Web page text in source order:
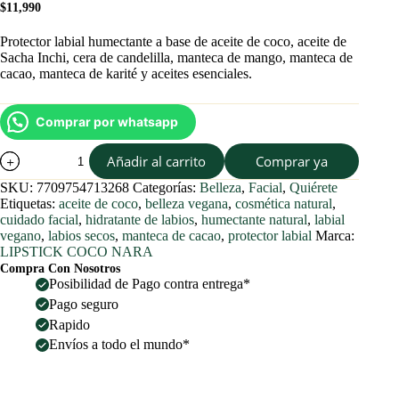
$11,990
Protector labial humectante a base de aceite de coco, aceite de
Sacha Inchi, cera de candelilla, manteca de mango, manteca de
cacao, manteca de karité y aceites esenciales.
Comprar por whatsapp
Protector
Labial
Humectante
Vegano
Coco
cantidad
Añadir al carrito Comprar ya
SKU: 7709754713268 Categorías: Belleza, Facial, Quiérete
Etiquetas: aceite de coco, belleza vegana, cosmética natural,
cuidado facial, hidratante de labios, humectante natural, labial
vegano, labios secos, manteca de cacao, protector labial Marca:
LIPSTICK COCO NARA
Compra Con Nosotros
Posibilidad de Pago contra entrega*
Pago seguro
Rapido
Envíos a todo el mundo*